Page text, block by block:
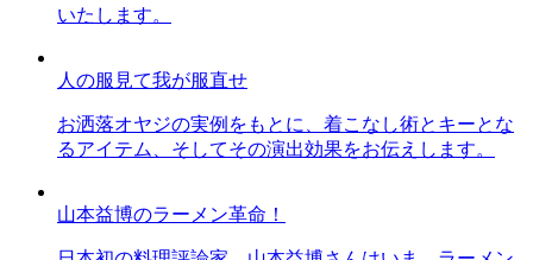
いたします。
人の服見て我が服直せ
お洒落オヤジの実例をもとに、着こなし術とキーとな
るアイテム、そしてその演出効果をお伝えします。
山本益博のラーメン革命！